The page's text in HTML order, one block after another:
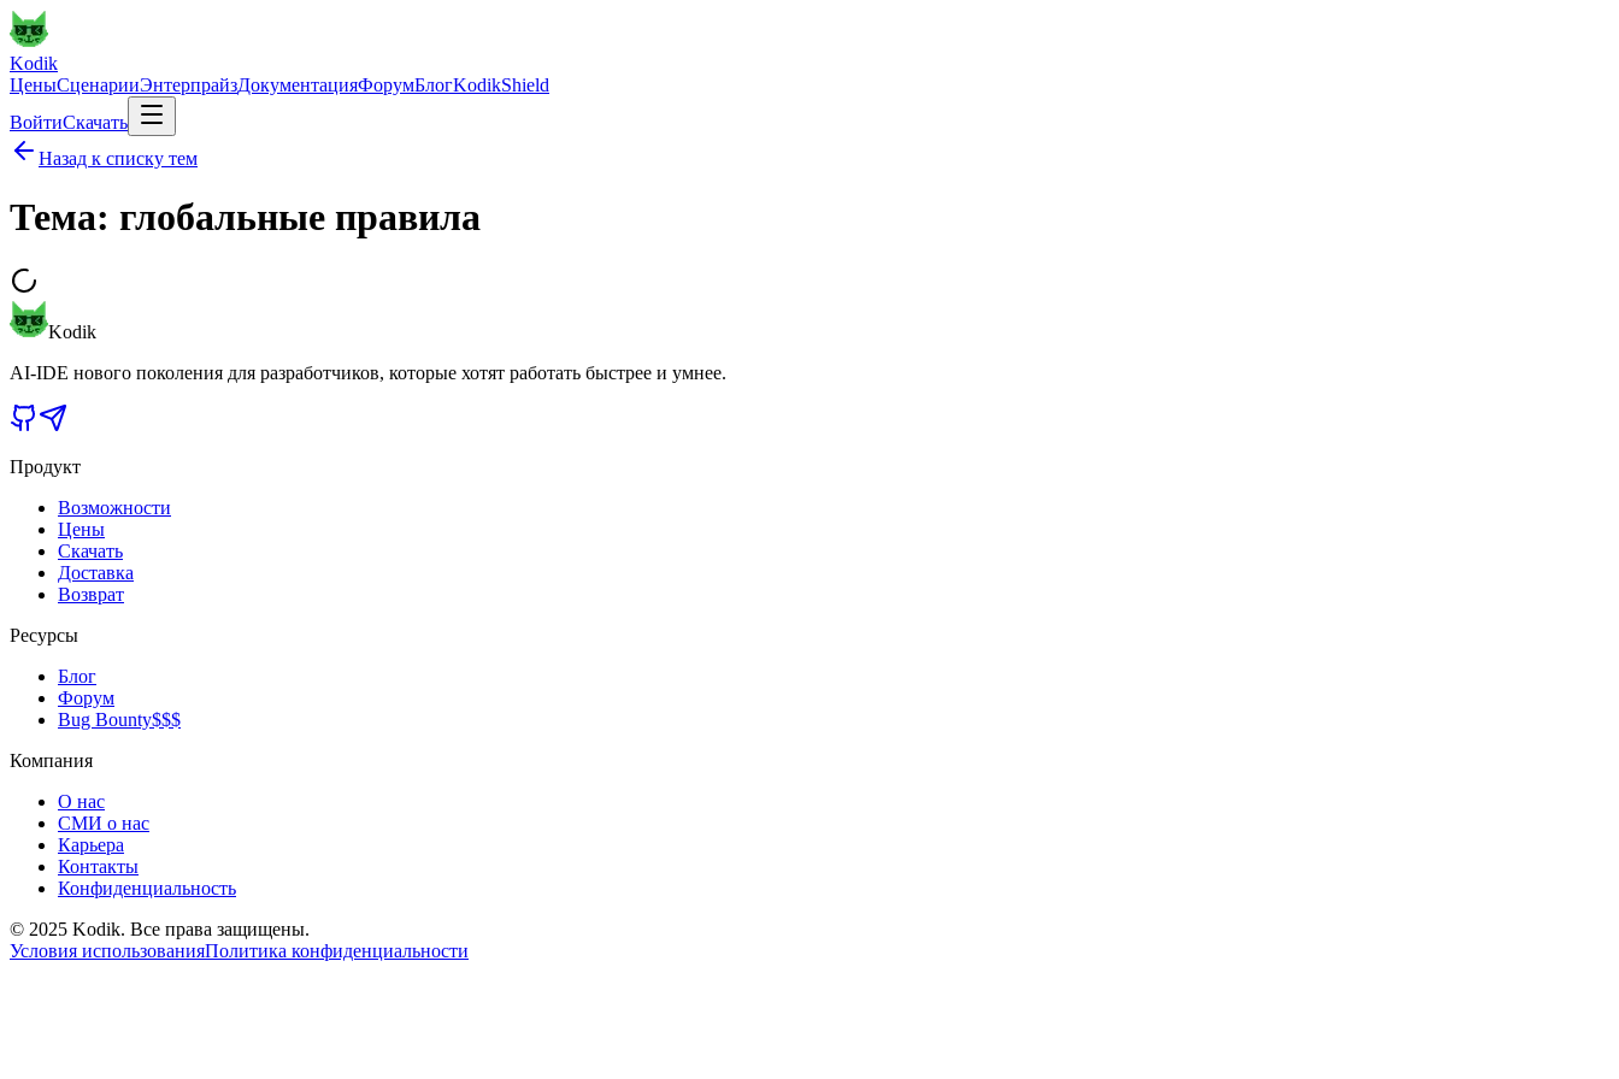
Kodik
ЦеныСценарииЭнтерпрайзДокументацияФорумБлогKodikShield
ВойтиСкачать
Назад к списку тем
Тема: глобальные правила
Kodik
AI-IDE нового поколения для разработчиков, которые хотят работать быстрее и умнее.
Продукт
Возможности
Цены
Скачать
Доставка
Возврат
Ресурсы
Блог
Форум
Bug Bounty$$$
Компания
О нас
СМИ о нас
Карьера
Контакты
Конфиденциальность
© 2025 Kodik. Все права защищены.
Условия использованияПолитика конфиденциальности